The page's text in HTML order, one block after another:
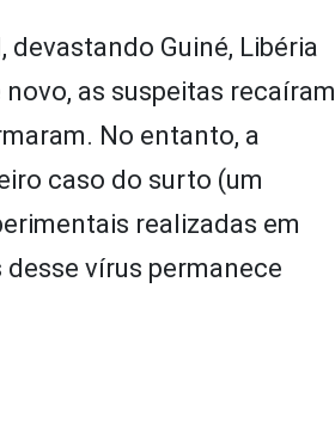
Guiné, Libéria
as suspeitas recaíram
No entanto, a
caso do surto (um
realizadas em
vírus permanece